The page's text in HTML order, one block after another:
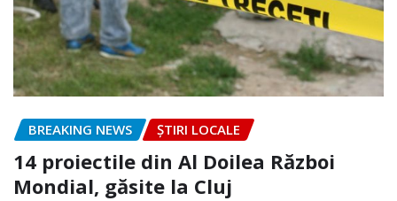
BREAKING NEWS ȘTIRI LOCALE
14 proiectile din Al Doilea Război
Mondial, găsite la Cluj